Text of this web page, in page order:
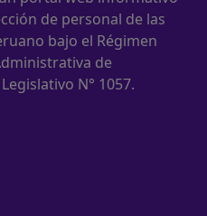
de personal de las
bajo el Régimen
de
N° 1057.